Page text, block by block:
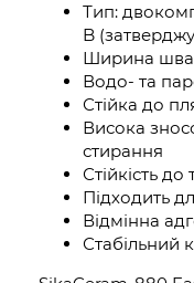
Тип:
B
Ширина
Водо- та
Стійка до
Висока
стирання
Стійкість
Підходить
Відмінна
Стабільний